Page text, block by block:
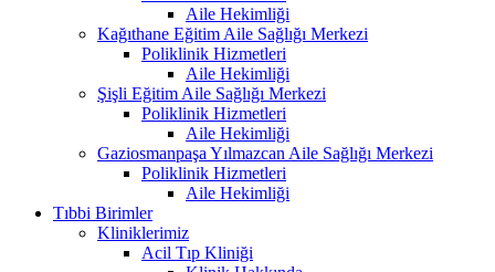
Aile Hekimliği
Kağıthane Eğitim Aile Sağlığı Merkezi
Poliklinik Hizmetleri
Aile Hekimliği
Şişli Eğitim Aile Sağlığı Merkezi
Poliklinik Hizmetleri
Aile Hekimliği
Gaziosmanpaşa Yılmazcan Aile Sağlığı Merkezi
Poliklinik Hizmetleri
Aile Hekimliği
Tıbbi Birimler
Kliniklerimiz
Acil Tıp Kliniği